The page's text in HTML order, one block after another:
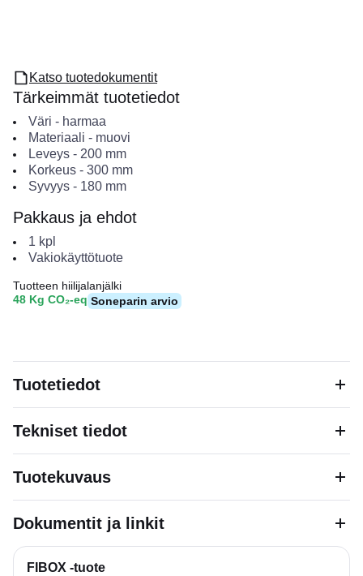
Katso tuotedokumentit
Tärkeimmät tuotetiedot
Väri - harmaa
Materiaali - muovi
Leveys- 200 mm
Korkeus- 300 mm
Syvyys- 180 mm
Pakkaus ja ehdot
1 kpl
Vakiokäyttötuote
Tuotteen hiilijalanjälki
48 Kg CO₂-eq Soneparin arvio
Tuotetiedot
Tekniset tiedot
Tuotekuvaus
Dokumentit ja linkit
FIBOX -tuote